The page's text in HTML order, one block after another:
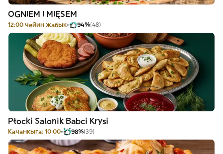
OGNIEM I MIĘSEM
12:00 чейин жабык 94%(48)
Płocki Salonik Babci Krysi
Качанкыга: 10:00 98%(39)